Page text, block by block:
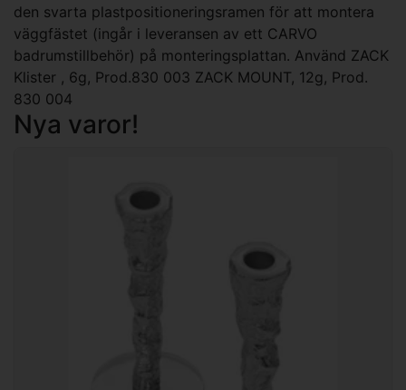
den svarta plastpositioneringsramen för att montera
väggfästet (ingår i leveransen av ett CARVO
badrumstillbehör) på monteringsplattan. Använd ZACK
Klister , 6g, Prod.830 003 ZACK MOUNT, 12g, Prod.
830 004
Nya varor!